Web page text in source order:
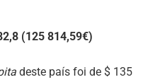
(125 814,59€)
deste país foi de $ 135